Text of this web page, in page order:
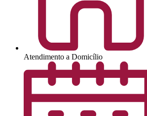
Atendimento a Domicílio